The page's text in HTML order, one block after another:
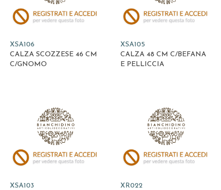
XSA106
CALZA SCOZZESE 46 CM
C/GNOMO
XSA105
CALZA 48 CM C/BEFANA
E PELLICCIA
XSA103
XR022